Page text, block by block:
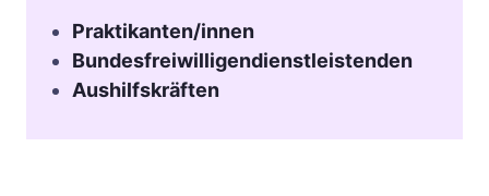
Praktikanten/innen
Bundesfreiwilligendienstleistenden
Aushilfskräften